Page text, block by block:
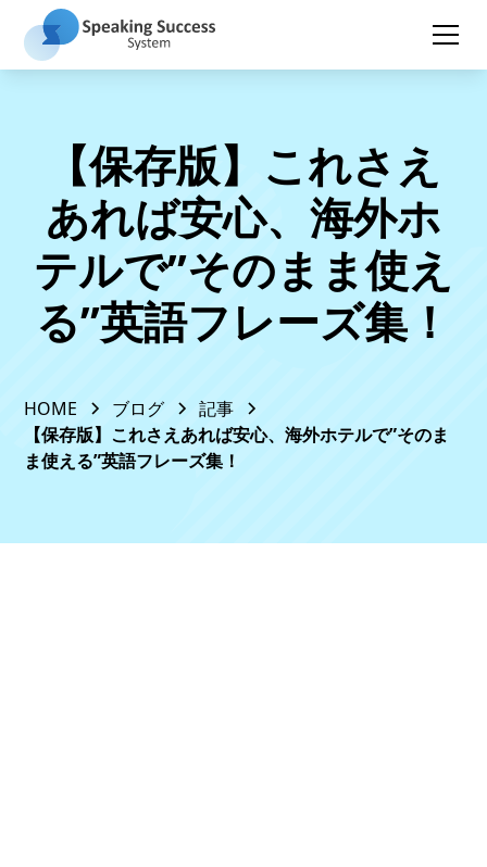
【保存版】これさえ
あれば安心、海外ホ
テルで”そのまま使え
る”英語フレーズ集！
HOME ブログ
記事
【保存版】これさえあれば安心、海外ホテルで”そのま
ま使える”英語フレーズ集！